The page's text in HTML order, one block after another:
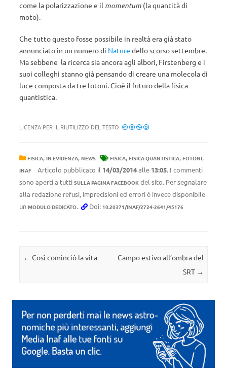
come la polarizzazione e il momentum (la quantità di
moto).
Che tutto questo fosse possibile in realtà era già stato
annunciato in un numero di Nature dello scorso settembre.
Ma sebbene la ricerca sia ancora agli albori, Firstenberg e i
suoi colleghi stanno già pensando di creare una molecola di
luce composta da tre fotoni. Cioè il futuro della fisica
quantistica.
LICENZA PER IL RIUTILIZZO DEL TESTO:
FISICA, IN EVIDENZA, NEWS FISICA, FISICA QUANTISTICA, FOTONI,
INAF Articolo pubblicato il 14/03/2014alle 13:05. I commenti
sono aperti a tutti SULLA PAGINA FACEBOOK del sito. Per segnalare
alla redazione refusi, imprecisioni ed errori è invece disponibile
un MODULO DEDICATO. Doi: 10.20371/INAF/2724-2641/45176
Navigazione articolo
← Così cominciò la vita
Campo estivo all’ombra del
SRT →